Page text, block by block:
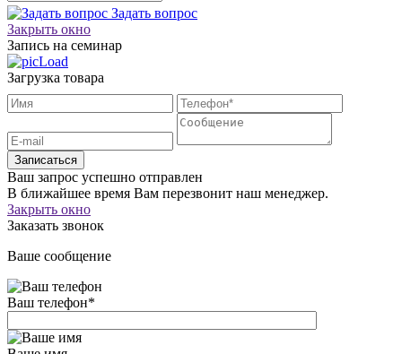
Задать вопрос
Закрыть окно
Запись на семинар
Загрузка товара
Записаться
Ваш запрос успешно отправлен
В ближайшее время Вам перезвонит наш менеджер.
Закрыть окно
Заказать звонок
Ваше сообщение
Ваш телефон*